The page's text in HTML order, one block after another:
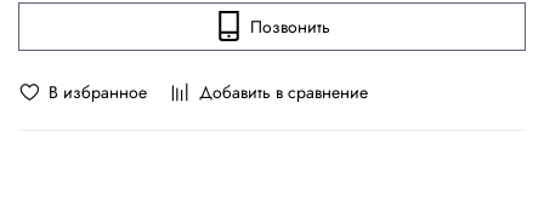
В избранное Добавить в сравнение
Позвонить